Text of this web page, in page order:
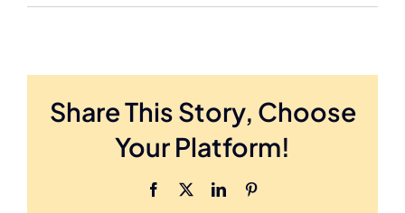
Share This Story, Choose
Your Platform!
Facebook LinkedIn